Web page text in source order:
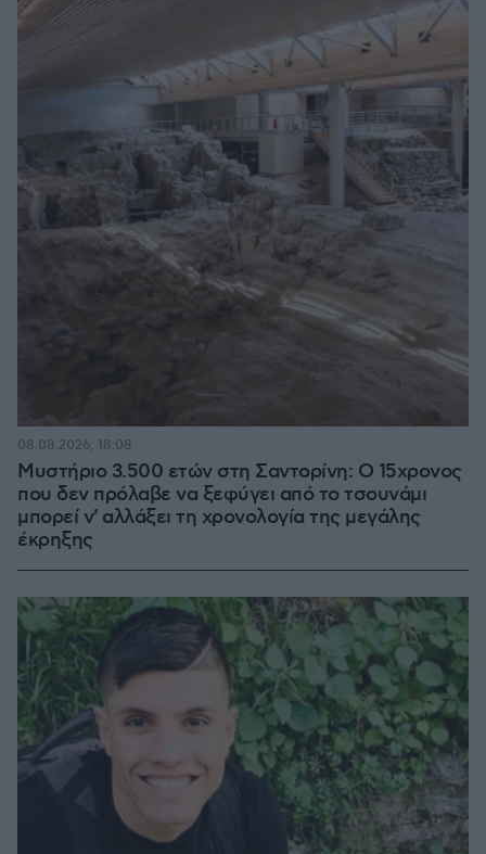
Μυστήριο 3.500 ετών στη Σαντορίνη: Ο 15χρονος
που δεν πρόλαβε να ξεφύγει από το τσουνάμι
μπορεί ν' αλλάξει τη χρονολογία της μεγάλης
έκρηξης
08.08.2026, 18:08